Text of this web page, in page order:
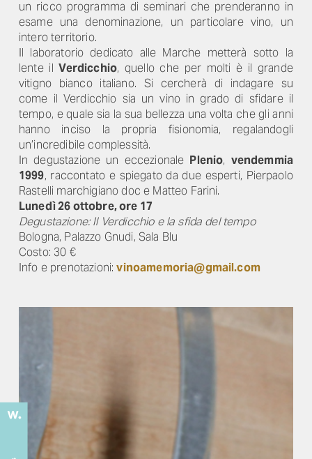
un ricco programma di seminari che prenderanno in
esame una denominazione, un particolare vino, un
intero territorio.
Il laboratorio dedicato alle Marche metterà sotto la
lente ilVerdicchio, quello che per molti è il grande
vitigno bianco italiano. Si cercherà di indagare su
come il Verdicchio sia un vino in grado di sfidare il
tempo, e quale sia la sua bellezza una volta che gli anni
hanno inciso la propria fisionomia, regalandogli
un’incredibile complessità.
In degustazione un eccezionale Plenio, vendemmia
1999, raccontato e spiegato da due esperti, Pierpaolo
Rastelli marchigiano doc e Matteo Farini.
Lunedì 26 ottobre, ore 17
Degustazione: Il Verdicchio e la sfida del tempo
Bologna, Palazzo Gnudi, Sala Blu
Costo: 30 €
Info e prenotazioni:vinoamemoria@gmail.com